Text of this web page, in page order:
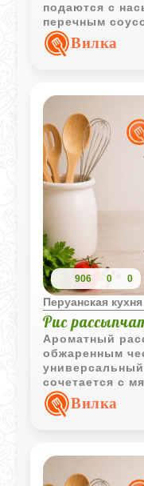
подаются с
перечным
основы и
особенно
Вилка
906 0 0
Перуанская кухня
Рис
Ароматный
обжаренным
сочетается с
Минимум
технология
Вилка